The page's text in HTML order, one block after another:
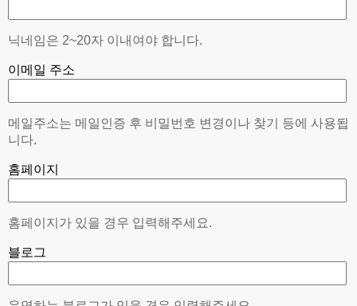
닉네임은 2~20자 이내여야 합니다.
이메일 주소
메일주소는 메일인증 후 비밀번호 변경이나 찾기 등에 사용됩
니다.
홈페이지
홈페이지가 있을 경우 입력해주세요.
블로그